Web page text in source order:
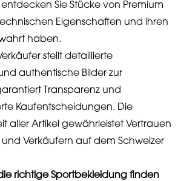
Sie Stücke von Premium
Eigenschaften und ihren
haben.
stellt detaillierte
authentische Bilder zur
Transparenz und
Kaufentscheidungen. Die
aller Artikel gewährleistet Vertrauen
und Verkäufern auf dem Schweizer
richtige Sportbekleidung finden